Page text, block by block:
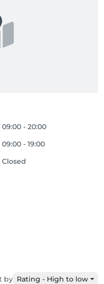
09:00 - 20:00
09:00 - 19:00
Closed
by Rating - High to low